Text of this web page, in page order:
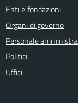
Enti e fondazioni
Organi di governo
Personale
Politici
Uffici